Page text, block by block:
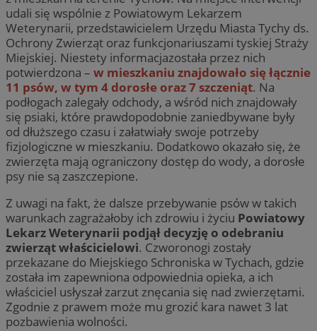
udali się wspólnie z Powiatowym Lekarzem
Weterynarii, przedstawicielem Urzędu Miasta Tychy ds.
Ochrony Zwierząt oraz funkcjonariuszami tyskiej Straży
Miejskiej. Niestety informacjazostała przez nich
potwierdzona – w mieszkaniu znajdowało się łącznie
11 psów, w tym 4 dorosłe oraz 7 szczeniąt. Na
podłogach zalegały odchody, a wśród nich znajdowały
się psiaki, które prawdopodobnie zaniedbywane były
od dłuższego czasu i załatwiały swoje potrzeby
fizjologiczne w mieszkaniu. Dodatkowo okazało się, że
zwierzęta mają ograniczony dostęp do wody, a dorosłe
psy nie są zaszczepione.
Z uwagi na fakt, że dalsze przebywanie psów w takich
warunkach zagrażałoby ich zdrowiu i życiu Powiatowy
Lekarz Weterynarii podjął decyzję o odebraniu
zwierząt właścicielowi. Czworonogi zostały
przekazane do Miejskiego Schroniska w Tychach, gdzie
została im zapewniona odpowiednia opieka, a ich
właściciel usłyszał zarzut znęcania się nad zwierzętami.
Zgodnie z prawem może mu grozić kara nawet 3 lat
pozbawienia wolności.